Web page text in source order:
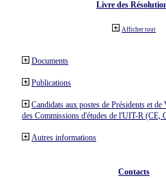
Livre des
Afficher tout
Documents
Publications
Candidats aux postes de Présidents et de
des Commissions d'études de l'UIT-R (CE,
Autres informations
Contacts